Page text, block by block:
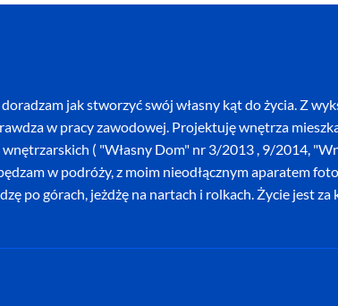
jak stworzyć swój własny kąt do życia. Z
w pracy zawodowej. Projektuję wnętrza
wnętrzarskich ( "Własny Dom" nr 3/2013 , 9/2014,
w podróży, z moim nieodłącznym aparatem
po górach, jeżdżę na nartach i rolkach. Życie jest